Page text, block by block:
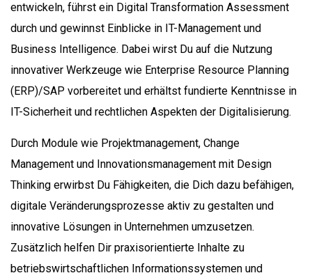
entwickeln, führst ein Digital Transformation Assessment
durch und gewinnst Einblicke in IT-Management und
Business Intelligence. Dabei wirst Du auf die Nutzung
innovativer Werkzeuge wie Enterprise Resource Planning
(ERP)/SAP vorbereitet und erhältst fundierte Kenntnisse in
IT-Sicherheit und rechtlichen Aspekten der Digitalisierung.
Durch Module wie Projektmanagement, Change
Management und Innovationsmanagement mit Design
Thinking erwirbst Du Fähigkeiten, die Dich dazu befähigen,
digitale Veränderungsprozesse aktiv zu gestalten und
innovative Lösungen in Unternehmen umzusetzen.
Zusätzlich helfen Dir praxisorientierte Inhalte zu
betriebswirtschaftlichen Informationssystemen und